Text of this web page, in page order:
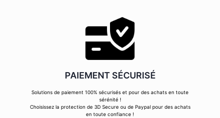
PAIEMENT SÉCURISÉ
Solutions de paiement 100% sécurisés et pour des achats en toute
sérénité !
Choisissez la protection de 3D Secure ou de Paypal pour des achats
en toute confiance !